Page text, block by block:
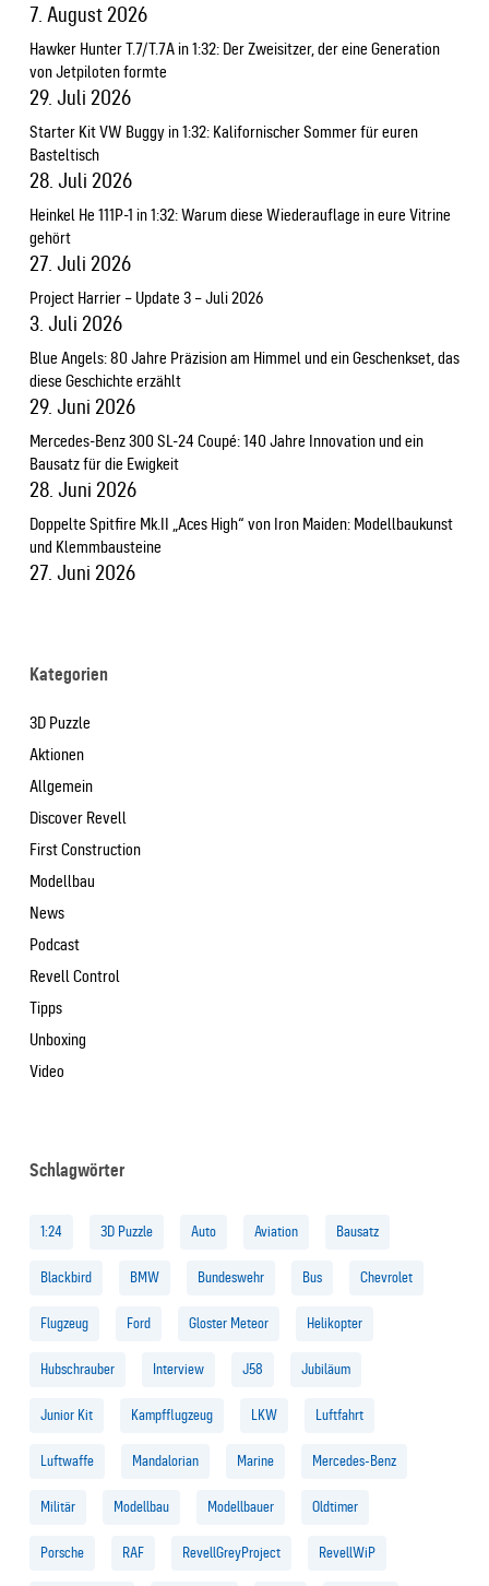
7. August 2026
Hawker Hunter T.7/T.7A in 1:32: Der Zweisitzer, der eine Generation
von Jetpiloten formte
29. Juli 2026
Starter Kit VW Buggy in 1:32: Kalifornischer Sommer für euren
Basteltisch
28. Juli 2026
Heinkel He 111P-1 in 1:32: Warum diese Wiederauflage in eure Vitrine
gehört
27. Juli 2026
Project Harrier – Update 3 – Juli 2026
3. Juli 2026
Blue Angels: 80 Jahre Präzision am Himmel und ein Geschenkset, das
diese Geschichte erzählt
29. Juni 2026
Mercedes-Benz 300 SL-24 Coupé: 140 Jahre Innovation und ein
Bausatz für die Ewigkeit
28. Juni 2026
Doppelte Spitfire Mk.II „Aces High“ von Iron Maiden: Modellbaukunst
und Klemmbausteine
27. Juni 2026
Kategorien
3D Puzzle
Aktionen
Allgemein
Discover Revell
First Construction
Modellbau
News
Podcast
Revell Control
Tipps
Unboxing
Video
Schlagwörter
1:24 3D Puzzle Auto Aviation Bausatz
Blackbird BMW Bundeswehr Bus Chevrolet
Flugzeug Ford Gloster Meteor Helikopter
Hubschrauber Interview J58 Jubiläum
Junior Kit Kampfflugzeug LKW Luftfahrt
Luftwaffe Mandalorian Marine Mercedes-Benz
Militär Modellbau Modellbauer Oldtimer
Porsche RAF RevellGreyProject RevellWiP